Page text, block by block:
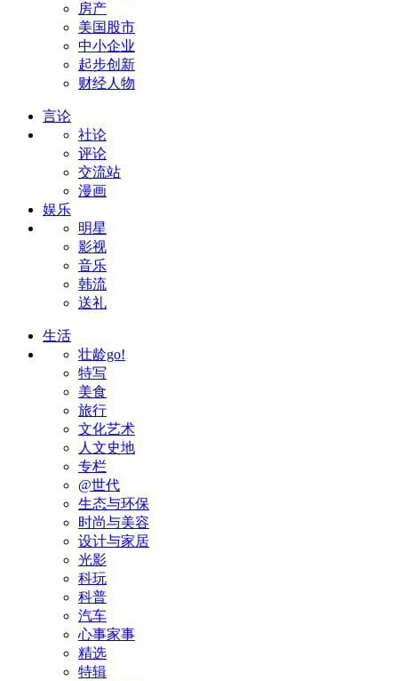
房产
美国股市
中小企业
起步创新
财经人物
言论
社论
评论
交流站
漫画
娱乐
明星
影视
音乐
韩流
送礼
生活
壮龄go!
特写
美食
旅行
文化艺术
人文史地
专栏
@世代
生态与环保
时尚与美容
设计与家居
光影
科玩
科普
汽车
心事家事
精选
特辑